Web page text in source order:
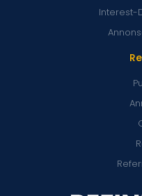
Interest-